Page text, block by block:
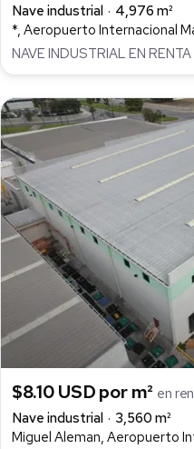
Nave industrial
4,976 m²
*, Aeropuerto Internacional
NAVE INDUSTRIAL EN
$8.10 USD por m² en
Nave industrial
3,560 m²